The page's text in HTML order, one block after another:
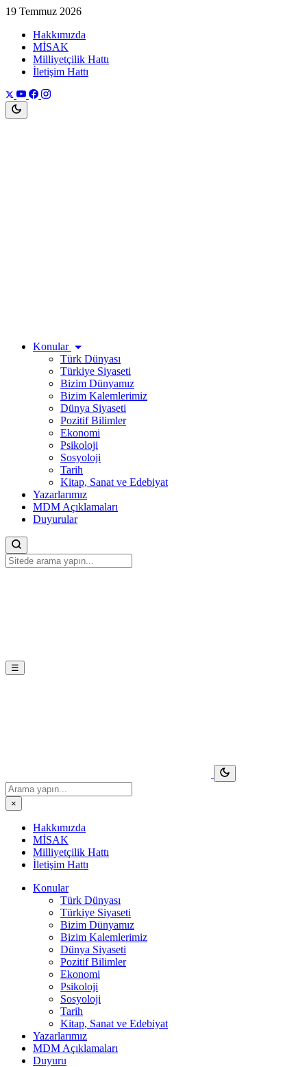
19 Temmuz 2026
Hakkımızda
MİSAK
Milliyetçilik Hattı
İletişim Hattı
Konular
Türk Dünyası
Türkiye Siyaseti
Bizim Dünyamız
Bizim Kalemlerimiz
Dünya Siyaseti
Pozitif Bilimler
Ekonomi
Psikoloji
Sosyoloji
Tarih
Kitap, Sanat ve Edebiyat
Yazarlarımız
MDM Açıklamaları
Duyurular
☰
×
Hakkımızda
MİSAK
Milliyetçilik Hattı
İletişim Hattı
Konular
Türk Dünyası
Türkiye Siyaseti
Bizim Dünyamız
Bizim Kalemlerimiz
Dünya Siyaseti
Pozitif Bilimler
Ekonomi
Psikoloji
Sosyoloji
Tarih
Kitap, Sanat ve Edebiyat
Yazarlarımız
MDM Açıklamaları
Duyuru